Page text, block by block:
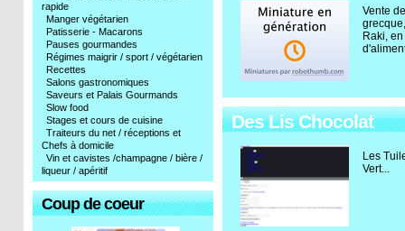
rapide
Manger végétarien
Patisserie - Macarons
Pauses gourmandes
Régimes maigrir / sport / végétarien
Recettes
Salons gastronomiques
Saveurs et Palais Gourmands
Slow food
Stages et cours de cuisine
Traiteurs du net / réceptions et
Chefs à domicile
Vin et cavistes /champagne / bière /
liqueur / apéritif
Coup de coeur
Vente
Raki,
Des Lis Chocolat
Les
Vert...